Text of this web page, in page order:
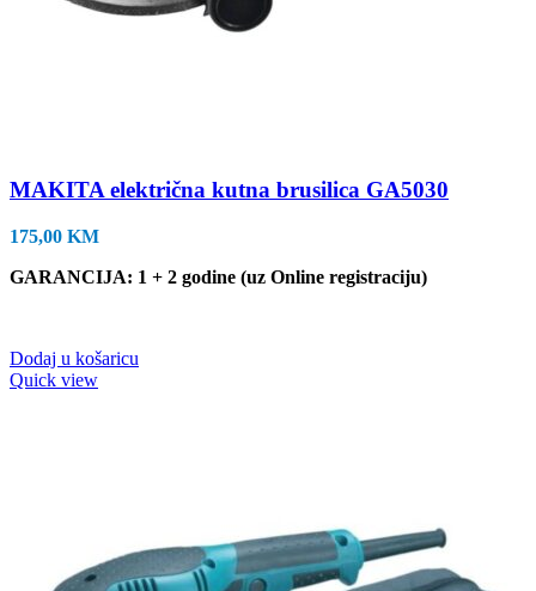
MAKITA električna kutna brusilica GA5030
175,00 KM
GARANCIJA: 1 + 2 godine (uz Online registraciju)
Dodaj u košaricu
Quick view